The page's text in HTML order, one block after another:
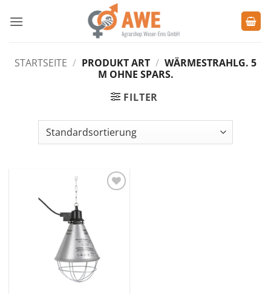
Inhalt
STARTSEITE / PRODUKT ART / WÄRMESTRAHLG. 5
M OHNE SPARS.
FILTER